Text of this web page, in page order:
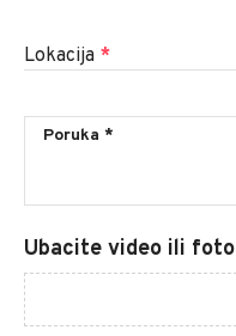
Lokacija *
Ubacite video ili foto